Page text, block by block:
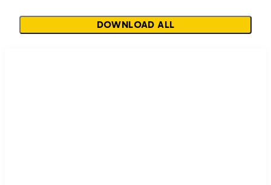
DOWNLOAD ALL